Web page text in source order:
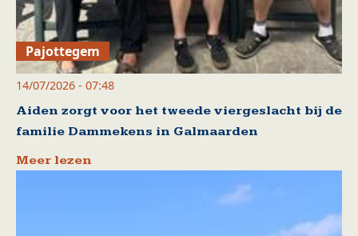
Pajottegem
14/07/2026 - 07:48
Aiden zorgt voor het tweede viergeslacht bij de
familie Dammekens in Galmaarden
Meer lezen